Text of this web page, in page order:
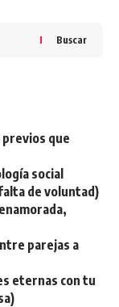
Buscar
previos que
social
de voluntad)
parejas a
eternas con tu